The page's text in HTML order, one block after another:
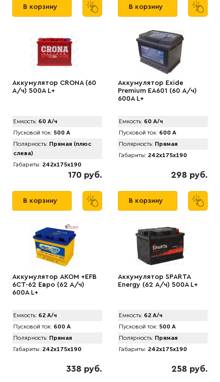
В корзину В корзину
Аккумулятор CRONA (60
А/ч) 500A L+
Емкость: 60 А/ч
Пусковой ток: 500 А
Полярность: Прямая (плюс
слева)
Габариты: 242x175x190
170 руб.
В корзину
Аккумулятор Exide
Premium EA601 (60 А/ч)
600A L+
Емкость: 60 А/ч
Пусковой ток: 600 А
Полярность: Прямая
Габариты: 242x175x190
298 руб.
В корзину
Аккумулятор AKOM +EFB
6CT-62 Евро (62 А/ч)
600А L+
Емкость: 62 А/ч
Пусковой ток: 600 А
Полярность: Прямая
Габариты: 242x175x190
338 руб.
Аккумулятор SPАRTA
Energy (62 А/ч) 500A L+
Емкость: 62 А/ч
Пусковой ток: 500 А
Полярность: Прямая
Габариты: 242x175x190
258 руб.